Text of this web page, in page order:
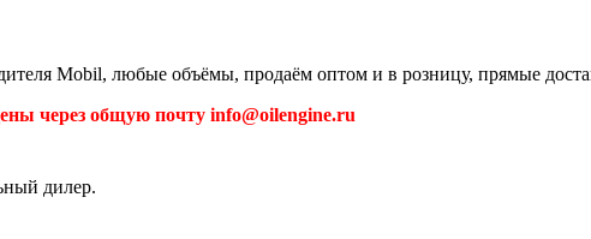
Mobil, любые объёмы, продаём оптом и в розницу, прямые
через общую почту info@oilengine.ru
дилер.